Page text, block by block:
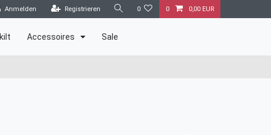
Anmelden Registrieren 0 0 0,00 EUR
Accessoires Sale